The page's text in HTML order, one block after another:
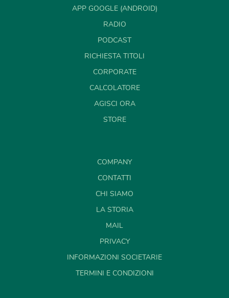
APP GOOGLE (ANDROID)
RADIO
PODCAST
RICHIESTA TITOLI
CORPORATE
CALCOLATORE
AGISCI ORA
STORE
COMPANY
CONTATTI
CHI SIAMO
LA STORIA
MAIL
PRIVACY
INFORMAZIONI SOCIETARIE
TERMINI E CONDIZIONI